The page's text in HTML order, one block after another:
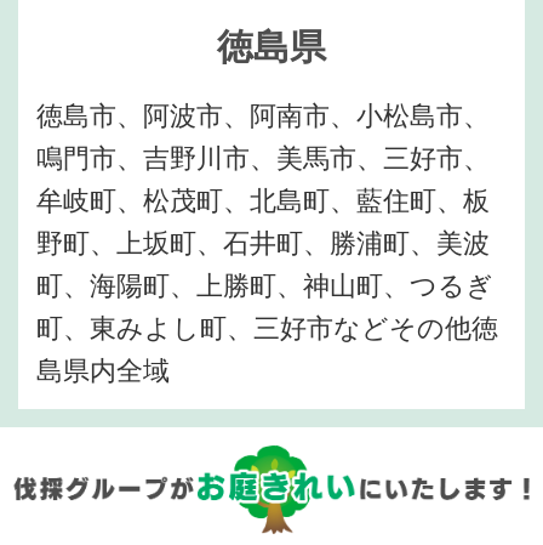
徳島県
徳島市、阿波市、阿南市、小松島市、
鳴門市、吉野川市、美馬市、三好市、
牟岐町、松茂町、北島町、藍住町、板
野町、上坂町、石井町、勝浦町、美波
町、海陽町、上勝町、神山町、つるぎ
町、東みよし町、三好市などその他徳
島県内全域